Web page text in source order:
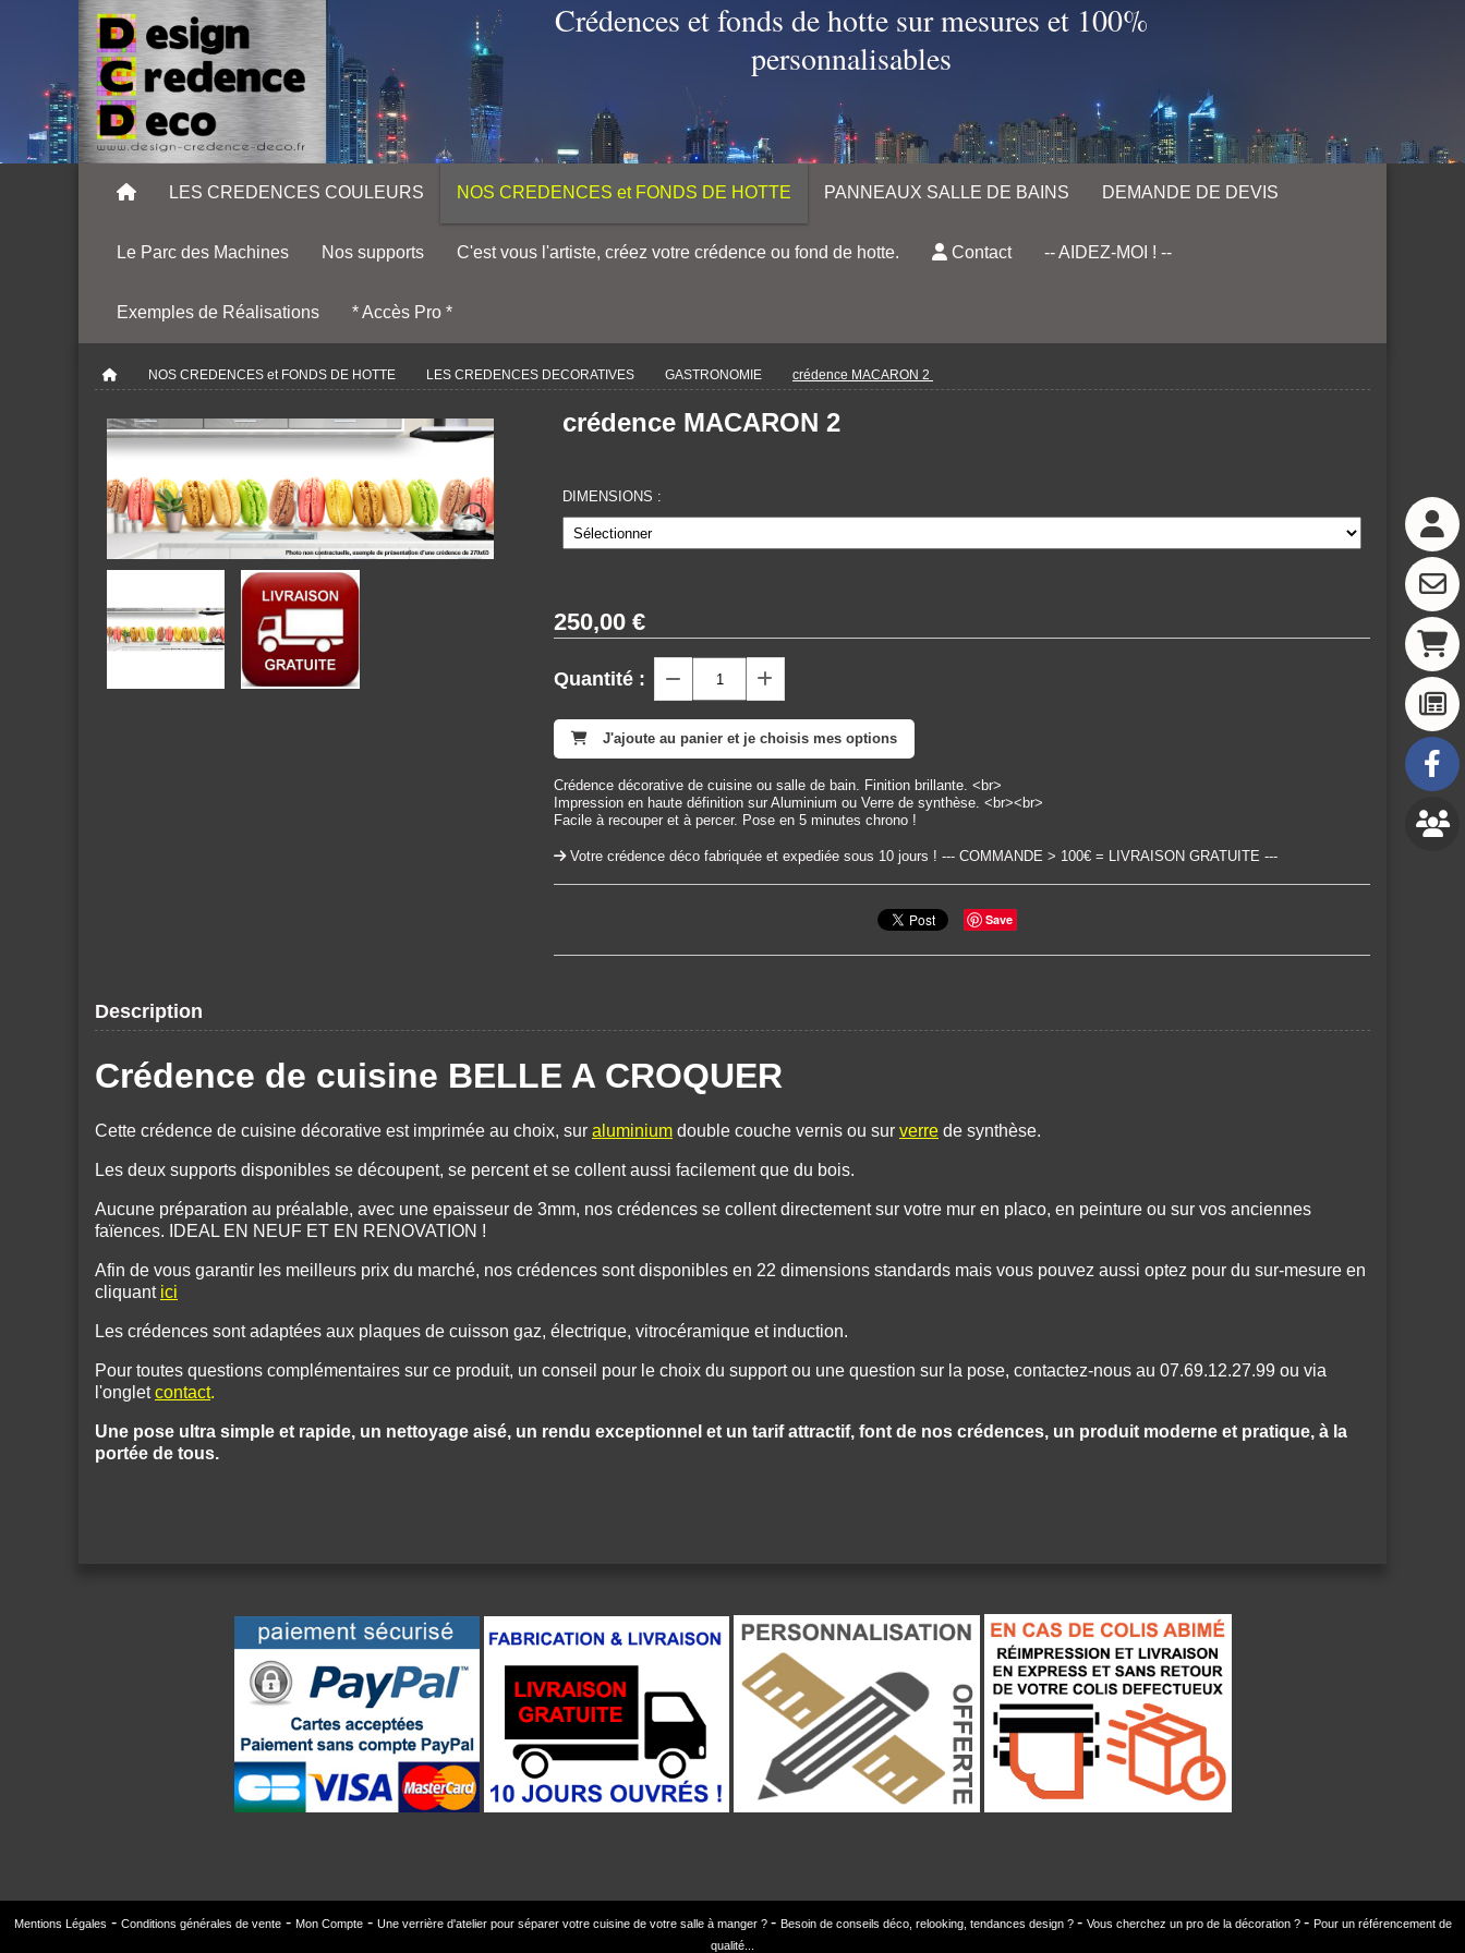
Crédences et fonds de hotte sur mesures et 100%
personnalisables
LES CREDENCES COULEURS NOS CREDENCES et FONDS DE HOTTE PANNEAUX SALLE DE BAINS DEMANDE DE DEVIS
Le Parc des Machines Nos supports C'est vous l'artiste, créez votre crédence ou fond de hotte. Contact -- AIDEZ-MOI ! --
Exemples de Réalisations * Accès Pro *
NOS CREDENCES et FONDS DE HOTTE LES CREDENCES DECORATIVES GASTRONOMIE crédence MACARON 2
crédence MACARON 2
DIMENSIONS :
250,00 €
Quantité :
J'ajoute au panier et je choisis mes options
Crédence décorative de cuisine ou salle de bain. Finition brillante. <br>
Impression en haute définition sur Aluminium ou Verre de synthèse. <br><br>
Facile à recouper et à percer. Pose en 5 minutes chrono !
Votre crédence déco fabriquée et expediée sous 10 jours ! --- COMMANDE > 100€ = LIVRAISON GRATUITE ---
Save
Description
Crédence de cuisine BELLE A CROQUER
Cette crédence de cuisine décorative est imprimée au choix, sur aluminium double couche vernis ou sur verre de synthèse.
Les deux supports disponibles se découpent, se percent et se collent aussi facilement que du bois.
Aucune préparation au préalable, avec une epaisseur de 3mm, nos crédences se collent directement sur votre mur en placo, en peinture ou sur vos anciennes
faïences. IDEAL EN NEUF ET EN RENOVATION !
Afin de vous garantir les meilleurs prix du marché, nos crédences sont disponibles en 22 dimensions standards mais vous pouvez aussi optez pour du sur-mesure en
cliquant ici
Les crédences sont adaptées aux plaques de cuisson gaz, électrique, vitrocéramique et induction.
Pour toutes questions complémentaires sur ce produit, un conseil pour le choix du support ou une question sur la pose, contactez-nous au 07.69.12.27.99 ou via
l'ongletcontact.
Une pose ultra simple et rapide, un nettoyage aisé, un rendu exceptionnel et un tarif attractif, font de nos crédences, un produit moderne et pratique, à la
portée de tous.
Mentions Légales Conditions générales de vente Mon Compte Une verrière d'atelier pour séparer votre cuisine de votre salle à manger ? Besoin de conseils déco, relooking, tendances design ? Vous cherchez un pro de la décoration ?
Pour un référencement de
qualité...